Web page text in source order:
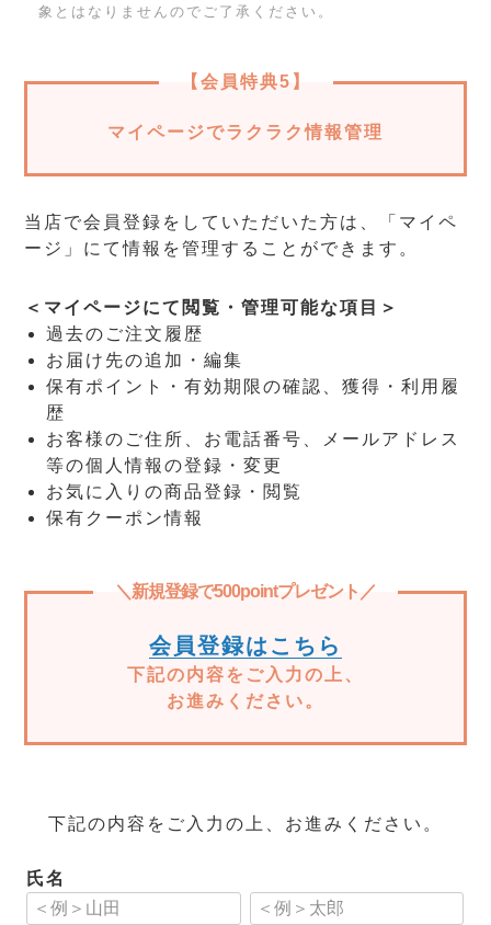
象とはなりませんのでご了承ください。
【会員特典5】
マイページでラクラク情報管理
当店で会員登録をしていただいた方は、「マイペ
ージ」にて情報を管理することができます。
＜マイページにて閲覧・管理可能な項目＞
過去のご注文履歴
お届け先の追加・編集
保有ポイント・有効期限の確認、獲得・利用履
歴
お客様のご住所、お電話番号、メールアドレス
等の個人情報の登録・変更
お気に入りの商品登録・閲覧
保有クーポン情報
＼新規登録で500pointプレゼント／
会員登録はこちら
下記の内容をご入力の上、
お進みください。
下記の内容をご入力の上、お進みください。
氏名